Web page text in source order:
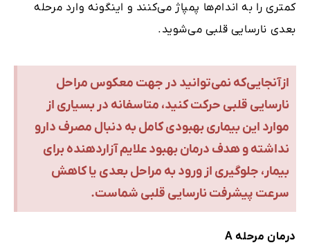
کمتری را به اندام‌ها پمپاژ می‌کنند و اینگونه وارد مرحله
بعدی نارسایی قلبی می‌شوید.
ازآنجایی‌که نمی‌توانید در جهت معکوس مراحل
نارسایی قلبی حرکت کنید، متاسفانه در بسیاری از
موارد این بیماری بهبودی کامل به دنبال مصرف دارو
نداشته و هدف درمان بهبود علایم آزاردهنده برای
بیمار، جلوگیری از ورود به مراحل بعدی یا کاهش
سرعت پیشرفت نارسایی قلبی شماست.
درمان مرحله A